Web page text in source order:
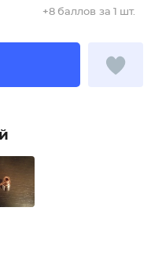
+8 баллов за 1 шт.